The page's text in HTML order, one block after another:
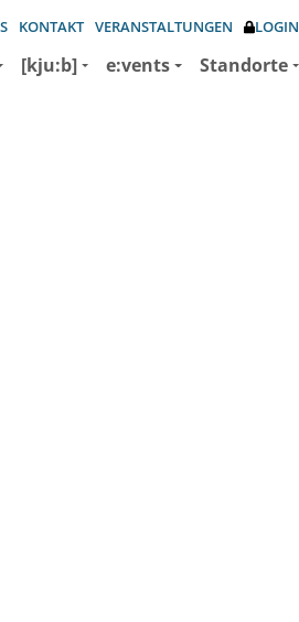
KONTAKT VERANSTALTUNGEN LOGIN
[kju:b] e:vents Standorte